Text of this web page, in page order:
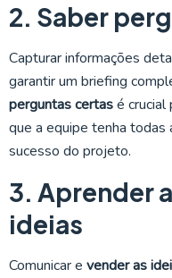
2. Saber
Capturar informações
garantir um briefing
perguntas certasé crucial
que a equipe tenha todas
sucesso do projeto.
3. Aprender
ideias
Comunicar e vender as